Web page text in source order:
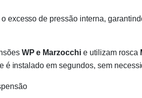
excesso de pressão interna,
WP e Marzocchi e utilizam rosca
é instalado em segundos, sem